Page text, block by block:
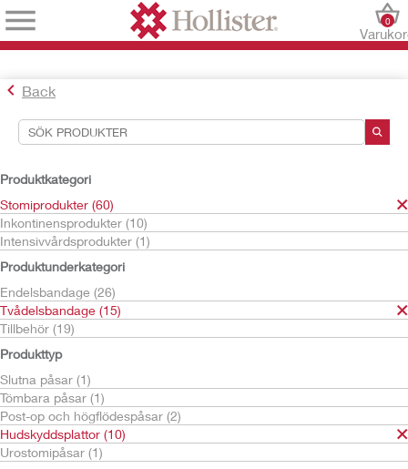
0
Back
Produktkategori
Stomiprodukter (60)
Inkontinensprodukter (10)
Intensivvårdsprodukter (1)
Produktunderkategori
Endelsbandage (26)
Tvådelsbandage (15)
Tillbehör (19)
Produkttyp
Slutna påsar (1)
Tömbara påsar (1)
Post-op och högflödespåsar (2)
Hudskyddsplattor (10)
Urostomipåsar (1)
Sökverktyg
Dina val:
Stomiprodukter
Tvådelsbandage
Hudskyddsplattor
Konvexa
CeraPlus
Ditt val matchade3resultat
Sortera efter: